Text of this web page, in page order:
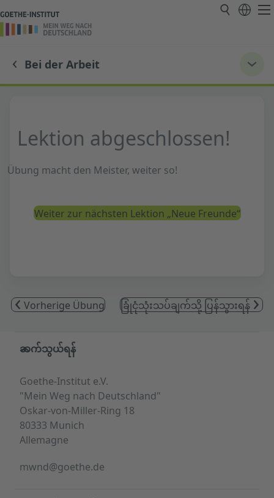
Bei der Arbeit
Lektion abgeschlossen!
Übung macht den Meister, weiter so!
Weiter zur nächsten Lektion „Neue Freunde“
Vorherige Übung ခြုံငုံသုံးသပ်ချက်သို့ ပြန်သွားရန်
Service- und Informationsbereich
ဆက်သွယ်ရန်
Goethe-Institut e.V.
"Mein Weg nach Deutschland"
Oskar-von-Miller-Ring 18
80333 Munich
Allemagne
mwnd@goethe.de